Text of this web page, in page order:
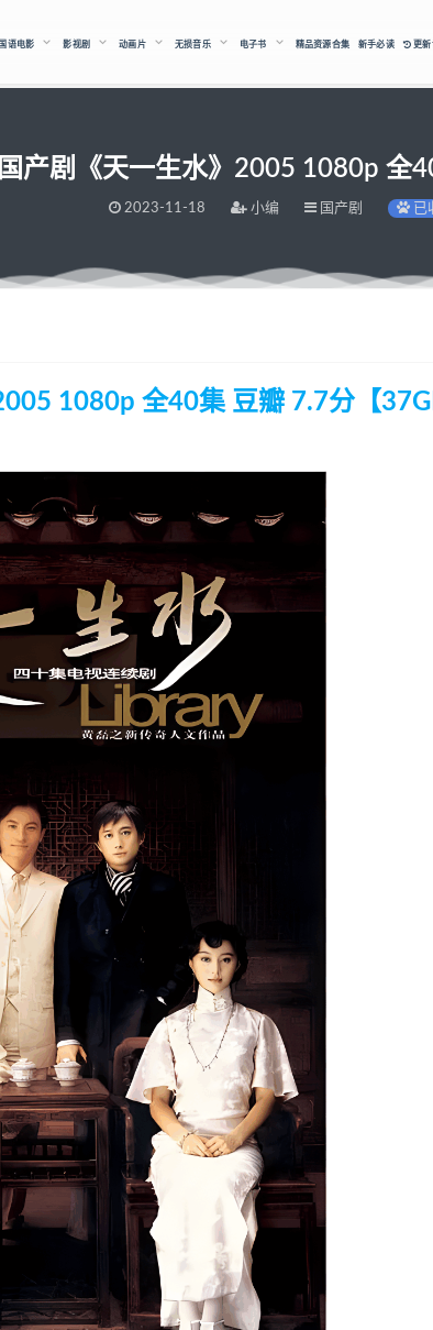
语电影 影视剧 动画片 无损音乐 电子书 精品资源合集 新手必读 更新
国产剧《天一生水》2005 1080p 全
2023-11-18 小编 国产剧 已
1080p 全40集 豆瓣 7.7分【